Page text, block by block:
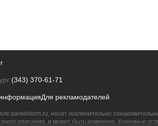
(343) 370-61-71
Для рекламодателей
bankinform.ru, носит исключительно
описания, и может быть изменена. Конечные